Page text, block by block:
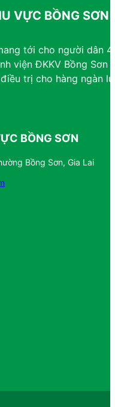
VỰC BỒNG SƠN
tới cho người dân
viện ĐKKV Bồng
trị cho hàng ngàn
BỒNG SƠN
Bồng Sơn, Gia Lai